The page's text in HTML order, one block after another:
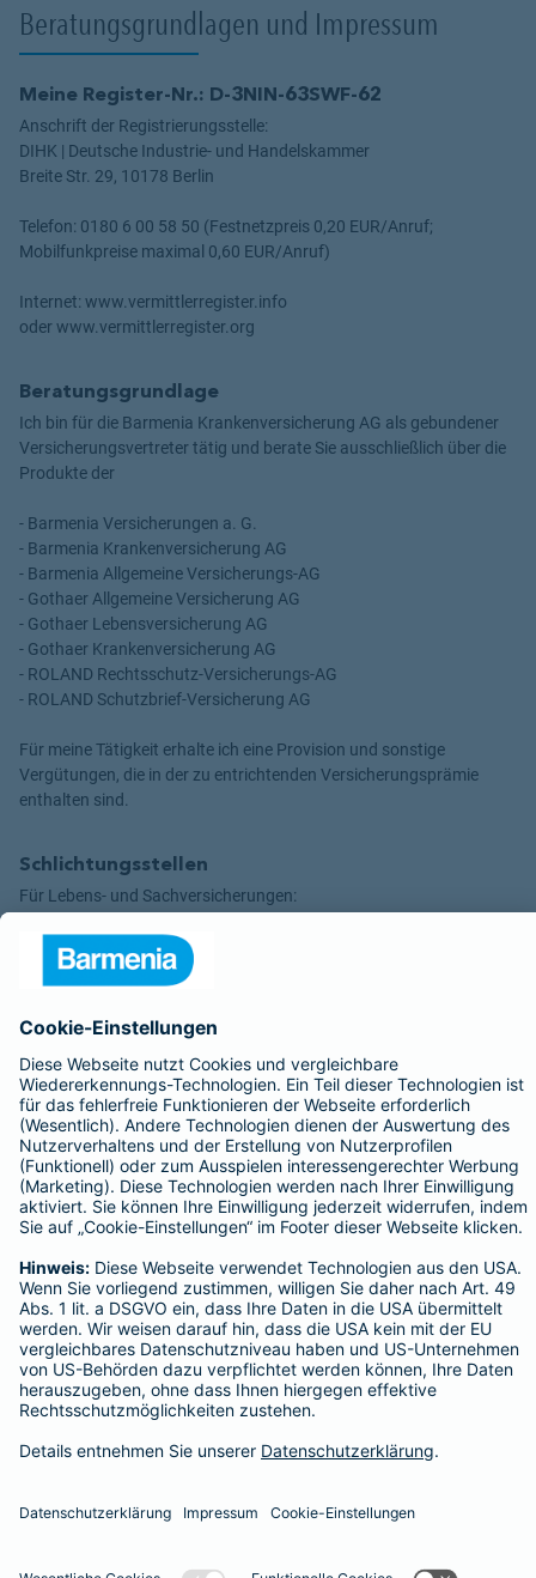
Beratungsgrundlagen und Impressum
Meine Register-Nr.: D-3NIN-63SWF-62
Anschrift der Registrierungsstelle:
DIHK | Deutsche Industrie- und Handelskammer
Breite Str. 29, 10178 Berlin
Telefon: 0180 6 00 58 50 (Festnetzpreis 0,20 EUR/Anruf;
Mobilfunkpreise maximal 0,60 EUR/Anruf)
Internet: www.vermittlerregister.info
oder www.vermittlerregister.org
Beratungsgrundlage
Ich bin für die Barmenia Krankenversicherung AG als gebundener
Versicherungsvertreter tätig und berate Sie ausschließlich über die
Produkte der
- Barmenia Versicherungen a. G.
- Barmenia Krankenversicherung AG
- Barmenia Allgemeine Versicherungs-AG
- Gothaer Allgemeine Versicherung AG
- Gothaer Lebensversicherung AG
- Gothaer Krankenversicherung AG
- ROLAND Rechtsschutz-Versicherungs-AG
- ROLAND Schutzbrief-Versicherung AG
Für meine Tätigkeit erhalte ich eine Provision und sonstige
Vergütungen, die in der zu entrichtenden Versicherungsprämie
enthalten sind.
Schlichtungsstellen
Für Lebens- und Sachversicherungen:
Postfach 080632, 10006 Berlin
Ombudsmann für private Kranken- / Pflege-Versicherungen,
Postfach 060222, 10052 Berlin
Impressum
Tel.
Datenschutz Impressum/Rechtshinweise
Barrierefreiheit
Datenschutz-Einstellungen
Einfach. Menschlich.